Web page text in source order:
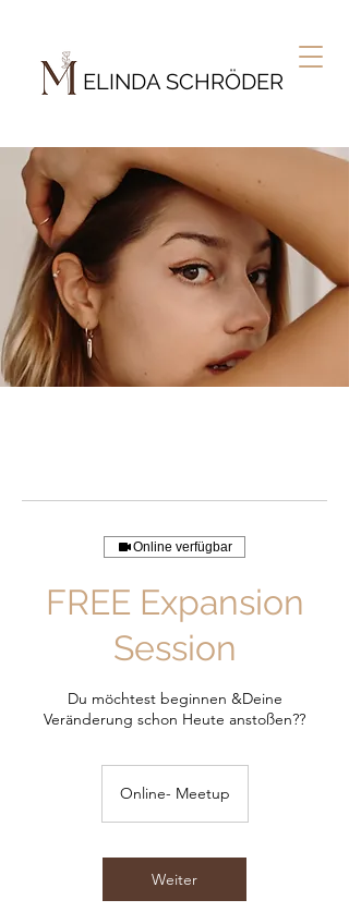
ELINDA SCHRÖDER
Online verfügbar
FREE Expansion
Session
Du möchtest beginnen &Deine
Veränderung schon Heute anstoßen??
Online- Meetup
Weiter